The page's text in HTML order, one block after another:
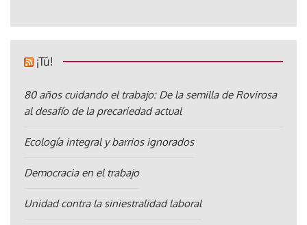
¡Tú!
80 años cuidando el trabajo: De la semilla de Rovirosa
al desafío de la precariedad actual
Ecología integral y barrios ignorados
Democracia en el trabajo
Unidad contra la siniestralidad laboral